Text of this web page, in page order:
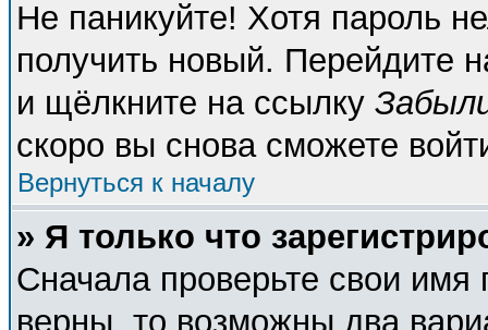
Не паникуйте! Хотя пароль
получить новый. Перейдите
и щёлкните на ссылку
скоро вы снова сможете
Вернуться к началу
» Я только что
Сначала проверьте свои имя
верны, то возможны два